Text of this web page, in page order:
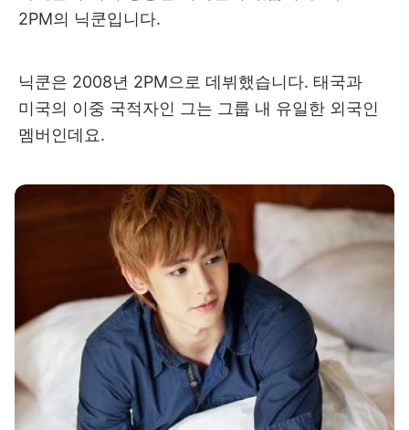
2PM의 닉쿤입니다.
닉쿤은 2008년 2PM으로 데뷔했습니다. 태국과
미국의 이중 국적자인 그는 그룹 내 유일한 외국인
멤버인데요.